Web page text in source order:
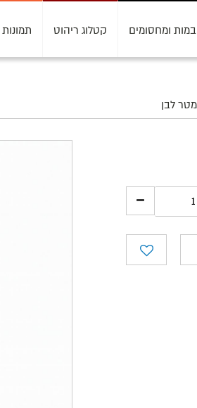
במות ומחסומים קטלוג ריהוט